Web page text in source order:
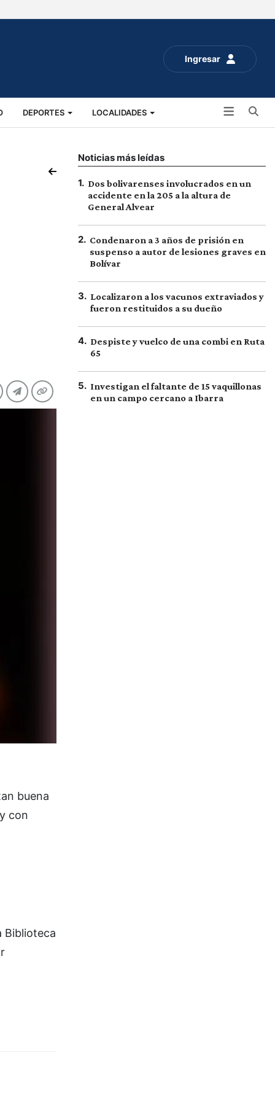
Ingresar
DEPORTES LOCALIDADES
buena
con
Biblioteca
Noticias más leídas
1. Dos bolivarenses involucrados en un
accidente en la 205 a la altura de
General Alvear
2. Condenaron a 3 años de prisión en
suspenso a autor de lesiones graves en
Bolívar
3. Localizaron a los vacunos extraviados y
fueron restituidos a su dueño
4. Despiste y vuelco de una combi en Ruta
65
5. Investigan el faltante de 15 vaquillonas
en un campo cercano a Ibarra